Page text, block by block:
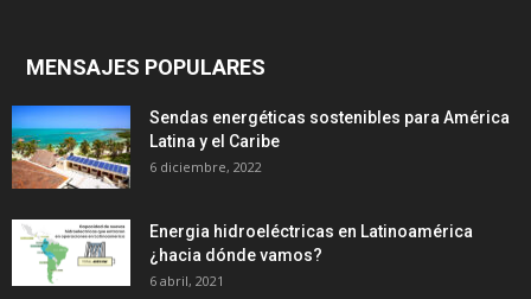
MENSAJES POPULARES
Sendas energéticas sostenibles para América
Latina y el Caribe
6 diciembre, 2022
Energia hidroeléctricas en Latinoamérica
¿hacia dónde vamos?
6 abril, 2021